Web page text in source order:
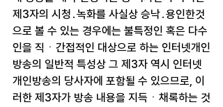
제3자의 시청․녹화를 사실상 승낙․용인한것
으로 볼 수 있는 경우에는 불특정인 혹은 다수
인을 직ㆍ간접적인 대상으로 하는 인터넷개인
방송의 일반적 특성상 그 제3자 역시 인터넷
개인방송의 당사자에 포함될 수 있으므로, 이
러한 제3자가 방송 내용을 지득ㆍ채록하는 것